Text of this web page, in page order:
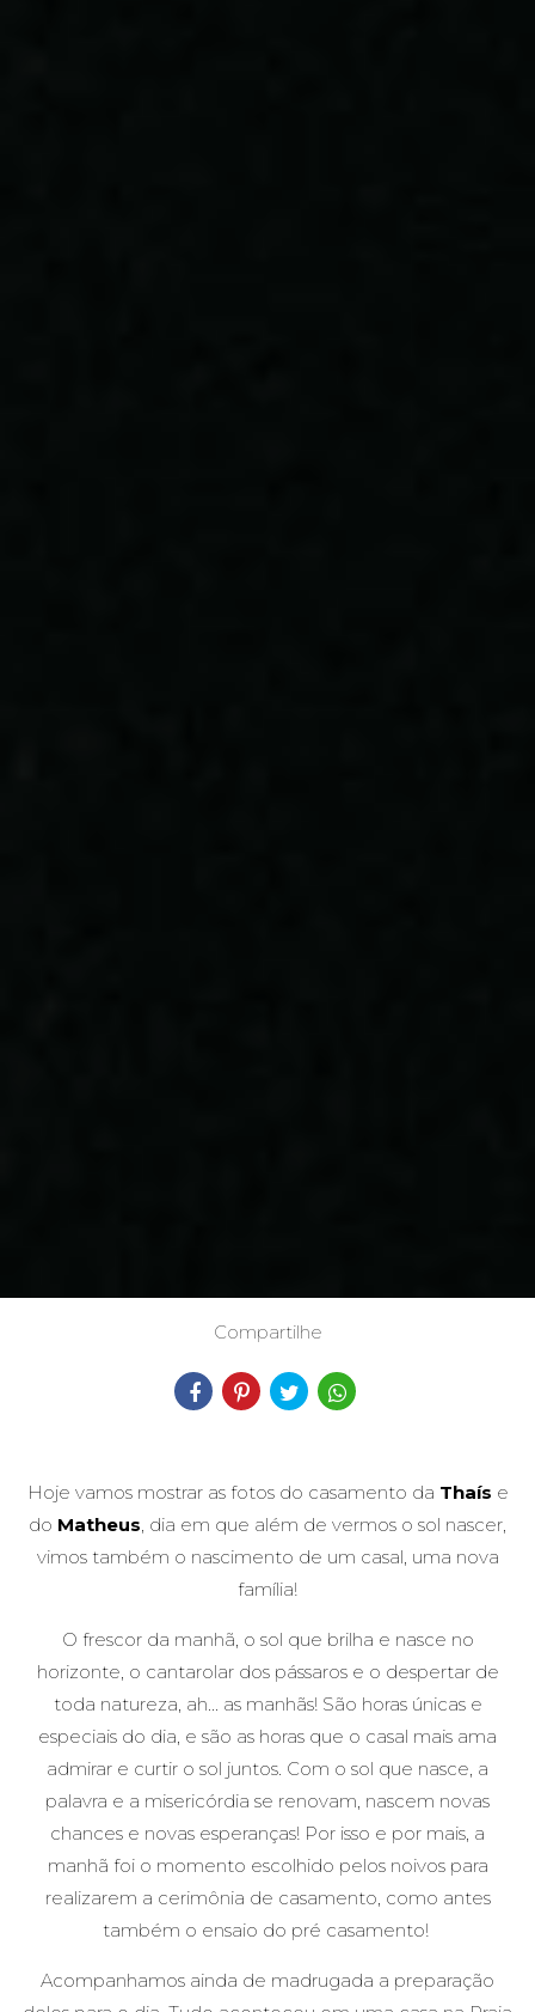
Compartilhe
Hoje vamos mostrar as fotos do casamento da Thaís e
do Matheus, dia em que além de vermos o sol nascer,
vimos também o nascimento de um casal, uma nova
família!
O frescor da manhã, o sol que brilha e nasce no
horizonte, o cantarolar dos pássaros e o despertar de
toda natureza, ah... as manhãs! São horas únicas e
especiais do dia, e são as horas que o casal mais ama
admirar e curtir o sol juntos. Com o sol que nasce, a
palavra e a misericórdia se renovam, nascem novas
chances e novas esperanças! Por isso e por mais, a
manhã foi o momento escolhido pelos noivos para
realizarem a cerimônia de casamento, como antes
também o ensaio do pré casamento!
Acompanhamos ainda de madrugada a preparação